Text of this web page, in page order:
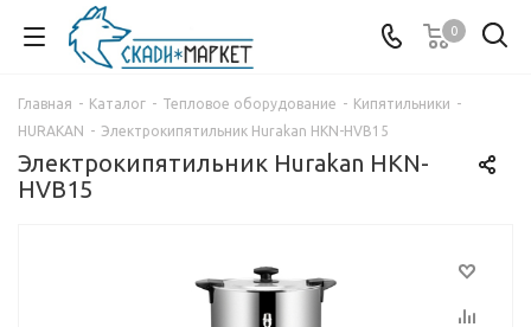
0
Главная - Каталог - Тепловое оборудование - Кипятильники -
HURAKAN - Электрокипятильник Hurakan HKN-HVB15
Электрокипятильник Hurakan HKN-
HVB15